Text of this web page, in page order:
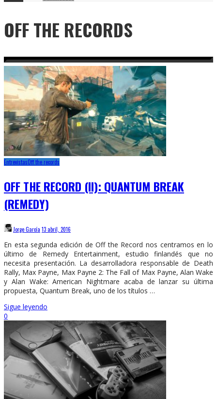
OFF THE RECORDS
EntrevistasOff the records
OFF THE RECORD (II): QUANTUM BREAK
(REMEDY)
Jorge García 13 abril, 2016
En esta segunda edición de Off the Record nos centramos en lo
último de Remedy Entertainment, estudio finlandés que no
necesita presentación. La desarrolladora responsable de Death
Rally, Max Payne, Max Payne 2: The Fall of Max Payne, Alan Wake
y Alan Wake: American Nightmare acaba de lanzar su última
propuesta, Quantum Break, uno de los títulos …
Sigue leyendo
0